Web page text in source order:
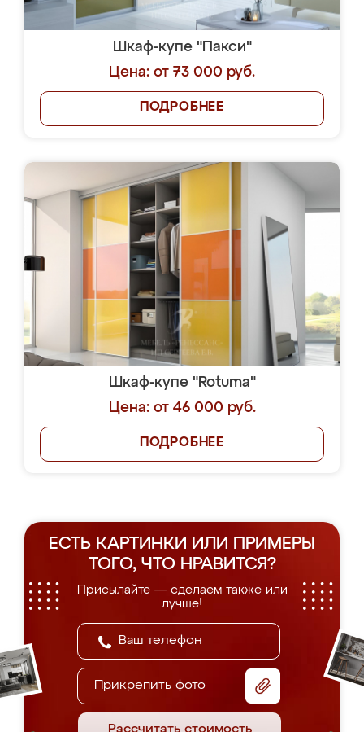
Шкаф-купе "Пакси"
Цена: от 73 000 руб.
ПОДРОБНЕЕ
Шкаф-купе "Rotuma"
Цена: от 46 000 руб.
ПОДРОБНЕЕ
ЕСТЬ КАРТИНКИ ИЛИ ПРИМЕРЫ
ТОГО, ЧТО НРАВИТСЯ?
Присылайте — сделаем также или
лучше!
Прикрепить фото